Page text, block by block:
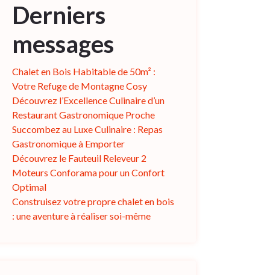
Derniers
messages
Chalet en Bois Habitable de 50m² :
Votre Refuge de Montagne Cosy
Découvrez l’Excellence Culinaire d’un
Restaurant Gastronomique Proche
Succombez au Luxe Culinaire : Repas
Gastronomique à Emporter
Découvrez le Fauteuil Releveur 2
Moteurs Conforama pour un Confort
Optimal
Construisez votre propre chalet en bois
: une aventure à réaliser soi-même